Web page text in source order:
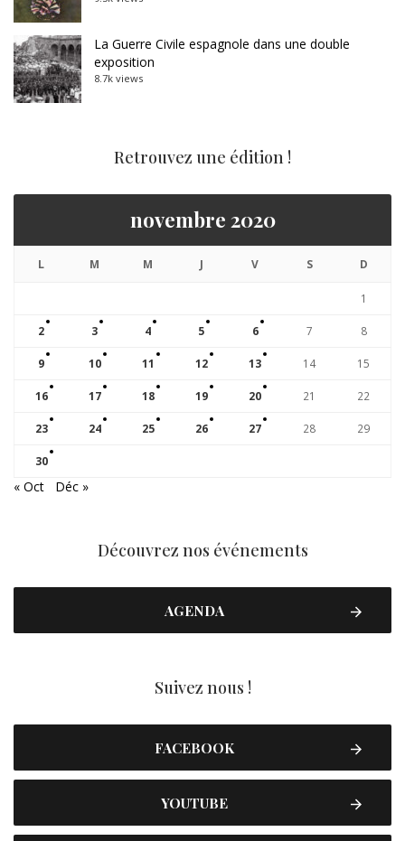
La Guerre Civile espagnole dans une double
exposition
8.7k views
Retrouvez une édition !
novembre 2020
L M M J V S D
1
2 3 4 5 6 7 8
9 10 11 12 13 14 15
16 17 18 19 20 21 22
23 24 25 26 27 28 29
30
« Oct Déc »
Découvrez nos événements
AGENDA
Suivez nous !
FACEBOOK
YOUTUBE